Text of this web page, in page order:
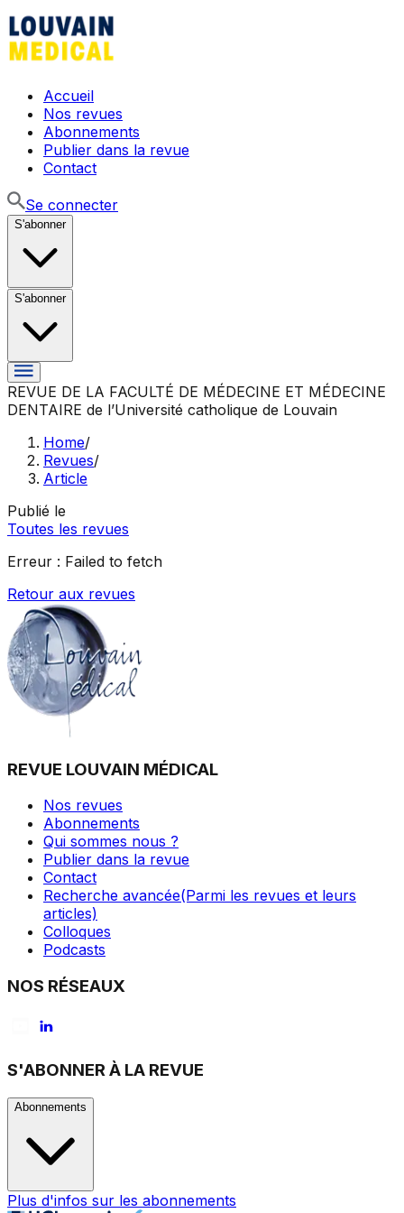
Accueil
Nos revues
Abonnements
Publier dans la revue
Contact
Se connecter
S'abonner
S'abonner
REVUE DE LA FACULTÉ DE MÉDECINE ET MÉDECINE
DENTAIRE de l’Université catholique de Louvain
Home/
Revues/
Article
Publié le
Toutes les revues
Erreur : Failed to fetch
Retour aux revues
REVUE LOUVAIN MÉDICAL
Nos revues
Abonnements
Qui sommes nous ?
Publier dans la revue
Contact
Recherche avancée(Parmi les revues et leurs
articles)
Colloques
Podcasts
NOS RÉSEAUX
S'ABONNER À LA REVUE
Abonnements
Plus d'infos sur les abonnements